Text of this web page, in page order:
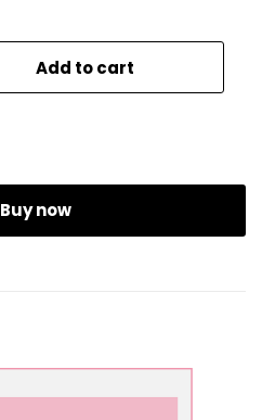
Add to cart
Buy now